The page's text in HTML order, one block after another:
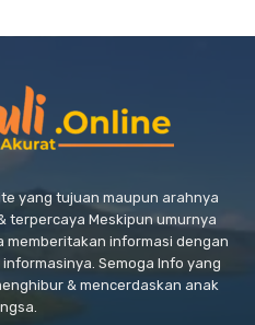
yang tujuan maupun arahnya
terpercaya Meskipun umurnya
memberitakan informasi dengan
Semoga Info yang
& mencerdaskan anak